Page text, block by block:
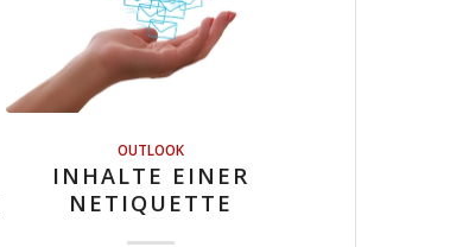
OUTLOOK
INHALTE EINER
NETIQUETTE